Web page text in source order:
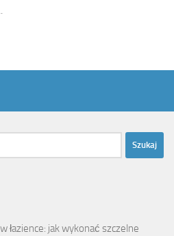
łazience: jak wykonać szczelne